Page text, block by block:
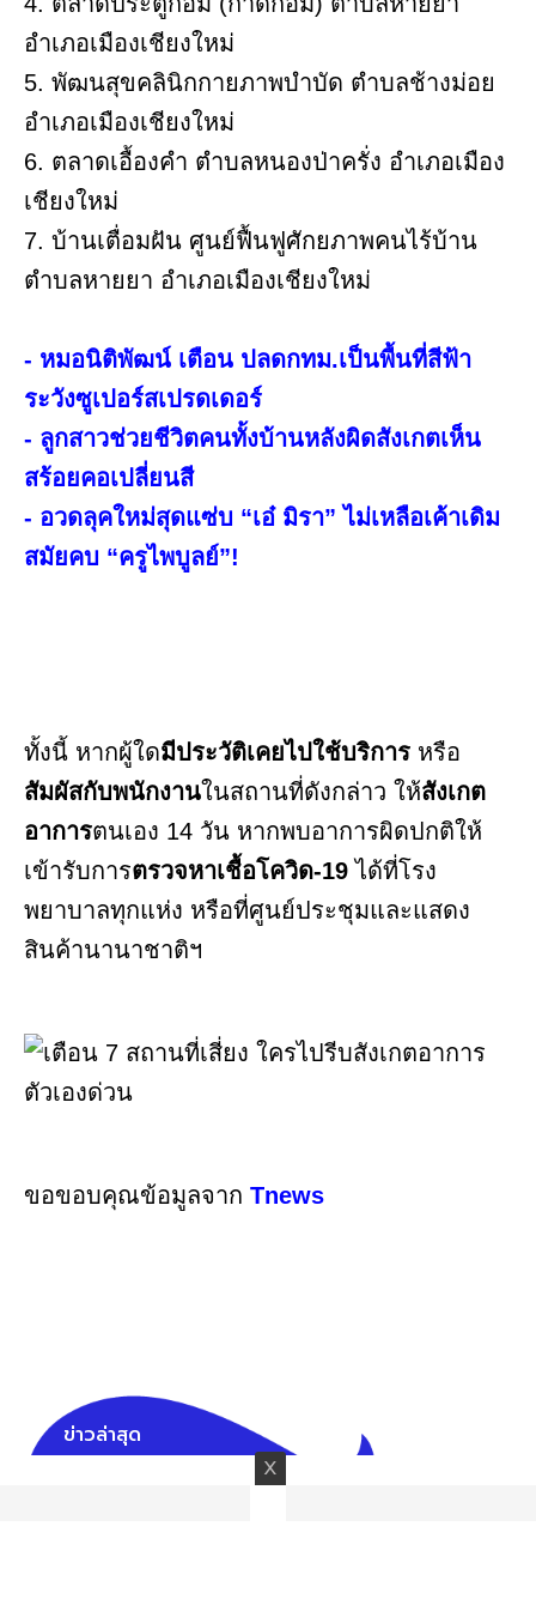
อำเภอเมืองเชียงใหม่
5. พัฒนสุขคลินิกกายภาพบำบัด ตำบลช้างม่อย
อำเภอเมืองเชียงใหม่
6. ตลาดเอื้องคำ ตำบลหนองป่าครั่ง อำเภอเมือง
เชียงใหม่
7. บ้านเตื่อมฝัน ศูนย์ฟื้นฟูศักยภาพคนไร้บ้าน
ตำบลหายยา อำเภอเมืองเชียงใหม่
- หมอนิติพัฒน์ เตือน ปลดกทม.เป็นพื้นที่สีฟ้า
ระวังซูเปอร์สเปรดเดอร์
- ลูกสาวช่วยชีวิตคนทั้งบ้านหลังผิดสังเกตเห็น
สร้อยคอเปลี่ยนสี
- อวดลุคใหม่สุดแซ่บ “เอ๋ มิรา” ไม่เหลือเค้าเดิม
สมัยคบ “ครูไพบูลย์”!
ทั้งนี้ หากผู้ใดมีประวัติเคยไปใช้บริการ หรือ
สัมผัสกับพนักงานในสถานที่ดังกล่าว ให้สังเกต
อาการตนเอง 14 วัน หากพบอาการผิดปกติให้
เข้ารับการตรวจหาเชื้อโควิด-19ได้ที่โรง
พยาบาลทุกแห่ง หรือที่ศูนย์ประชุมและแสดง
สินค้านานาชาติฯ
ขอขอบคุณข้อมูลจาก Tnews
ข่าวล่าสุด